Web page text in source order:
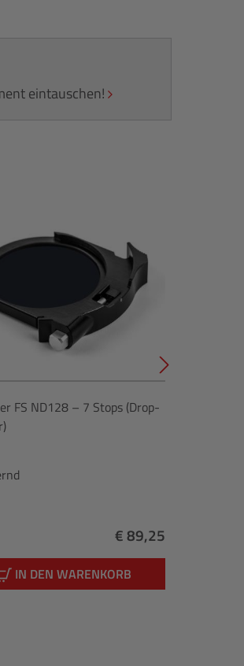
eintauschen!
FS ND128 – 7 Stops (Drop-
Regulärer Preis:
€ 89,25
IN DEN WARENKORB